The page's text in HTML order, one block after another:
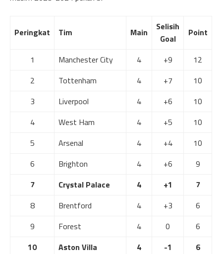
Peringkat Tim Main
Selisih
Goal
Point
1 Manchester City 4 +9
12
2
Tottenham 4 +7
10
3
Liverpool 4 +6
10
4
West Ham 4 +5
10
5
Arsenal 4 +4
10
6
Brighton 4 +6
9
7
Crystal Palace 4 +1
7
8
Brentford 4 +3
6
9
Forest 4 0
6
10
Aston Villa 4 -1
6